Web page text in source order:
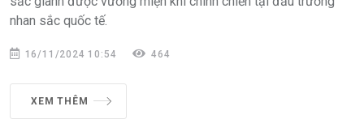
nhan sắc quốc tế.
16/11/2024 10:54 464
XEM THÊM